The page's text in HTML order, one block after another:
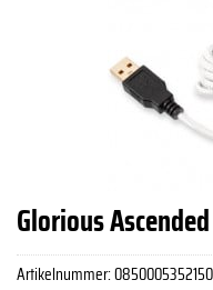
Glorious
Artikelnummer:0850005352150